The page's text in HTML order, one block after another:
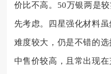
价比不高。50万银两是
先考虑。四星强化材料
难度较大，仍是不错的
中售价较高，且常出现